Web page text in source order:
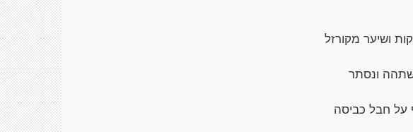
ושיער מקורזל
ונסתר
על חבל כביסה